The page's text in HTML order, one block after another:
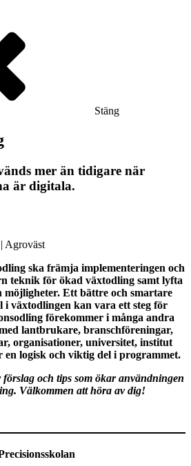
Stäng
mer än tidigare när
är digitala.
ska främja implementeringen och
teknik för ökad växtodling samt lyfta
möjligheter. Ett bättre och smartare
i växtodlingen kan vara ett steg för
förekommer i många andra
lantbrukare, branschföreningar,
organisationer, universitet, institut
logisk och viktig del i programmet.
och tips som ökar användningen
Välkommen att höra av dig!